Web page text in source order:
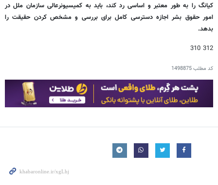
کیانگ را به طور معتبر و اساسی رد کند، باید به کمیسیونرعالی سازمان ملل در
امور حقوق بشر اجازه دسترسی کامل برای بررسی و مشخص کردن حقیقت را
بدهد.
312 310
کد مطلب1498875